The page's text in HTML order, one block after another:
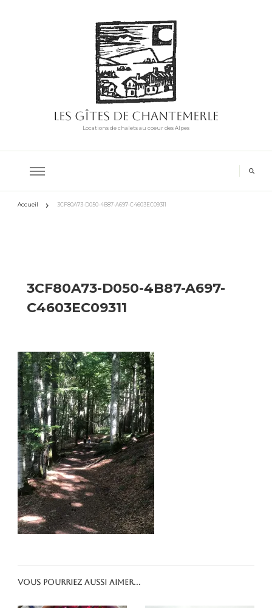
Les Gîtes de Chantemerle
Locations de chalets au coeur des Alpes
Accueil 3CF80A73-D050-4B87-A697-C4603EC09311
3CF80A73-D050-4B87-A697-
C4603EC09311
Vous pourriez aussi aimer...